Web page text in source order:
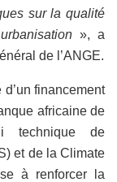
sur la qualité
», a
de l’ANGE.
financement
africaine de
technique de
et de la Climate
à renforcer la